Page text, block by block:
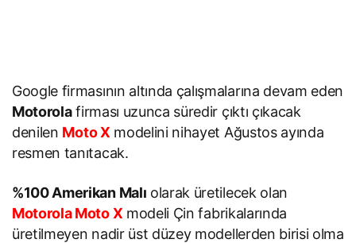
Google firmasının altında çalışmalarına devam eden
Motorolafirması uzunca süredir çıktı çıkacak
denilen Moto Xmodelini nihayet Ağustos ayında
resmen tanıtacak.
%100 Amerikan Malı olarak üretilecek olan
Motorola Moto Xmodeli Çin fabrikalarında
üretilmeyen nadir üst düzey modellerden birisi olma